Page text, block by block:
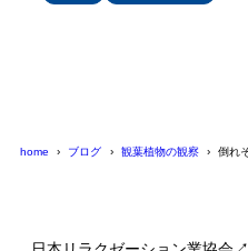
home ブログ 観葉植物の観察 倒れ